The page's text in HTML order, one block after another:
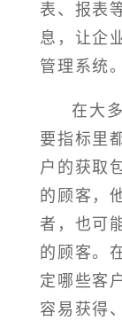
表、报表
息，让企
管理系统。
在大
要指标里
户的获取
的顾客，
者，也可
的顾客。
定哪些客
容易获得